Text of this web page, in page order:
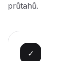
průtahů.
✓